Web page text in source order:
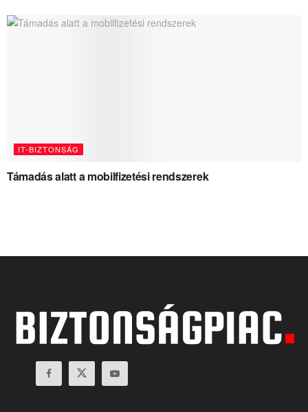
IT-BIZTONSÁG
Támadás alatt a mobilfizetési rendszerek